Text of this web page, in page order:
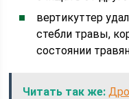
вертикуттер
стебли травы,
состоянии
Читать так же: